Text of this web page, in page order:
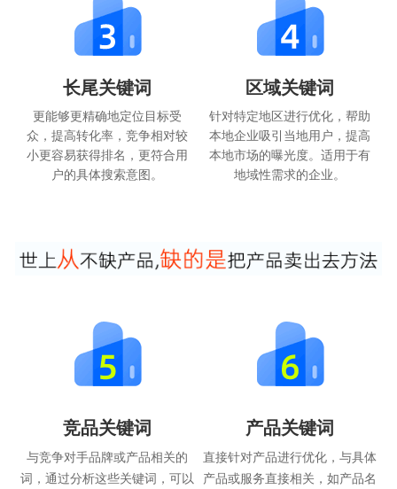
长尾关键词
更能够更精确地定位目标受
众，提高转化率，竞争相对较
小更容易获得排名，更符合用
户的具体搜索意图。
区域关键词
针对特定地区进行优化，帮助
本地企业吸引当地用户，提高
本地市场的曝光度。适用于有
地域性需求的企业。
竞品关键词
与竞争对手品牌或产品相关的
词，通过分析这些关键词，可以
产品关键词
直接针对产品进行优化，与具体
产品或服务直接相关，如产品名